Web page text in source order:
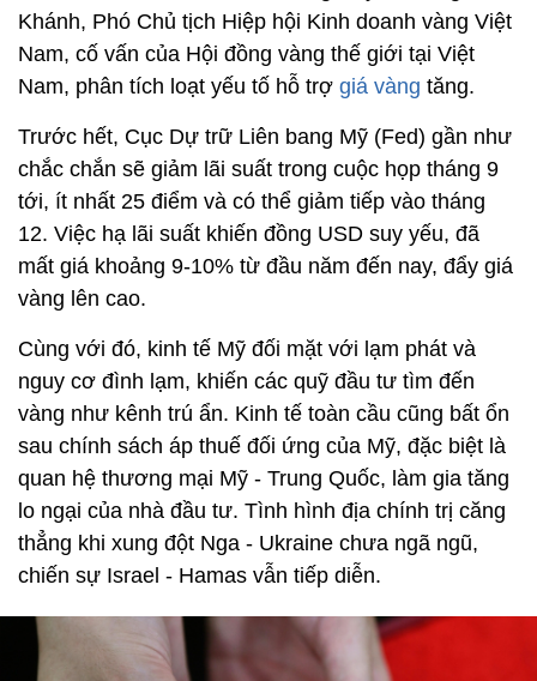
Khánh, Phó Chủ tịch Hiệp hội Kinh doanh vàng Việt
Nam, cố vấn của Hội đồng vàng thế giới tại Việt
Nam, phân tích loạt yếu tố hỗ trợ giá vàng tăng.
Trước hết, Cục Dự trữ Liên bang Mỹ (Fed) gần như
chắc chắn sẽ giảm lãi suất trong cuộc họp tháng 9
tới, ít nhất 25 điểm và có thể giảm tiếp vào tháng
12. Việc hạ lãi suất khiến đồng USD suy yếu, đã
mất giá khoảng 9-10% từ đầu năm đến nay, đẩy giá
vàng lên cao.
Cùng với đó, kinh tế Mỹ đối mặt với lạm phát và
nguy cơ đình lạm, khiến các quỹ đầu tư tìm đến
vàng như kênh trú ẩn. Kinh tế toàn cầu cũng bất ổn
sau chính sách áp thuế đối ứng của Mỹ, đặc biệt là
quan hệ thương mại Mỹ - Trung Quốc, làm gia tăng
lo ngại của nhà đầu tư. Tình hình địa chính trị căng
thẳng khi xung đột Nga - Ukraine chưa ngã ngũ,
chiến sự Israel - Hamas vẫn tiếp diễn.